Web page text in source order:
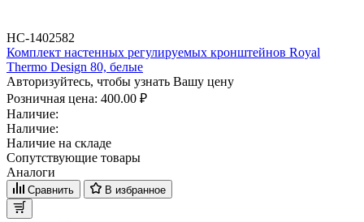
НС-1402582
Комплект настенных регулируемых кронштейнов Royal
Thermo Design 80, белые
Авторизуйтесь, чтобы узнать Вашу цену
Розничная цена: 400.00 ₽
Наличие:
Наличие:
Наличие на складе
Сопутствующие товары
Аналоги
Сравнить В избранное